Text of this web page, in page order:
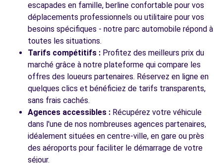
escapades en famille, berline confortable pour vos
déplacements professionnels ou utilitaire pour vos
besoins spécifiques - notre parc automobile répond à
toutes les situations.
Tarifs compétitifs : Profitez des meilleurs prix du
marché grâce à notre plateforme qui compare les
offres des loueurs partenaires. Réservez en ligne en
quelques clics et bénéficiez de tarifs transparents,
sans frais cachés.
Agences accessibles : Récupérez votre véhicule
dans l'une de nos nombreuses agences partenaires,
idéalement situées en centre-ville, en gare ou près
des aéroports pour faciliter le démarrage de votre
séjour.